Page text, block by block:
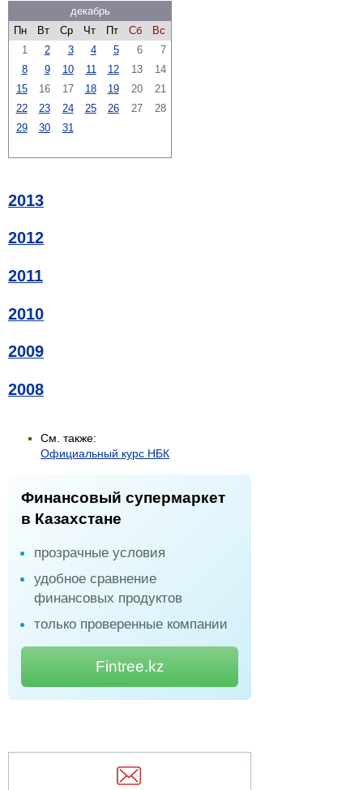
декабрь
Пн
Вт Ср Чт Пт Сб
Вс
1
2 3 4 5 6
7
8
9 10 11 12 13
14
15
16 17 18 19 20
21
22
23 24 25 26 27
28
29
30 31
2013
2012
2011
2010
2009
2008
См. также:
Официальный курс НБК
Финансовый супермаркет
в Казахстане
прозрачные условия
удобное сравнение
финансовых продуктов
только проверенные компании
Fintree.kz